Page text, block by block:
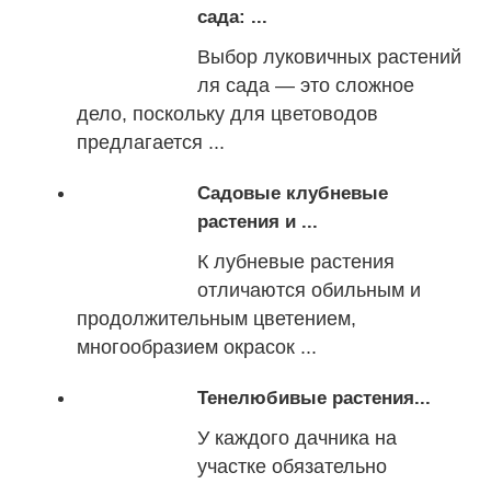
сада: ...
Выбор луковичных растений
ля сада — это сложное
дело, поскольку для цветоводов
предлагается ...
Садовые клубневые
растения и ...
К лубневые растения
отличаются обильным и
продолжительным цветением,
многообразием окрасок ...
Тенелюбивые растения...
У каждого дачника на
участке обязательно